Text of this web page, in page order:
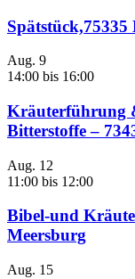
Spätstück,75335
Aug. 9
14:00 bis 16:00
Kräuterführung
Bitterstoffe –
Aug. 12
11:00 bis 12:00
Bibel-und
Meersburg
Aug. 15